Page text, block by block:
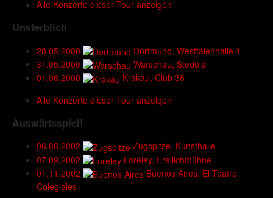
Alle Konzerte dieser Tour anzeigen
Unsterblich
28.05.2000
Dortmund, Westfalenhalle 1
31.05.2000
Warschau, Stodola
01.06.2000
Krakau, Club 38
Alle Konzerte dieser Tour anzeigen
Auswärtsspiel!
06.08.2002
Zugspitze, Kunsthalle
07.09.2002
Loreley, Freilichtbühne
01.11.2002
Buenos Aires, El Teatro
Colegiales